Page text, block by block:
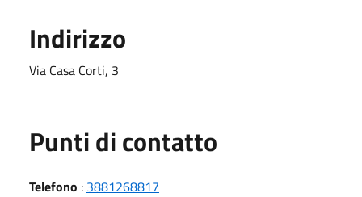
Indirizzo
Via Casa Corti, 3
Punti di contatto
Telefono : 3881268817